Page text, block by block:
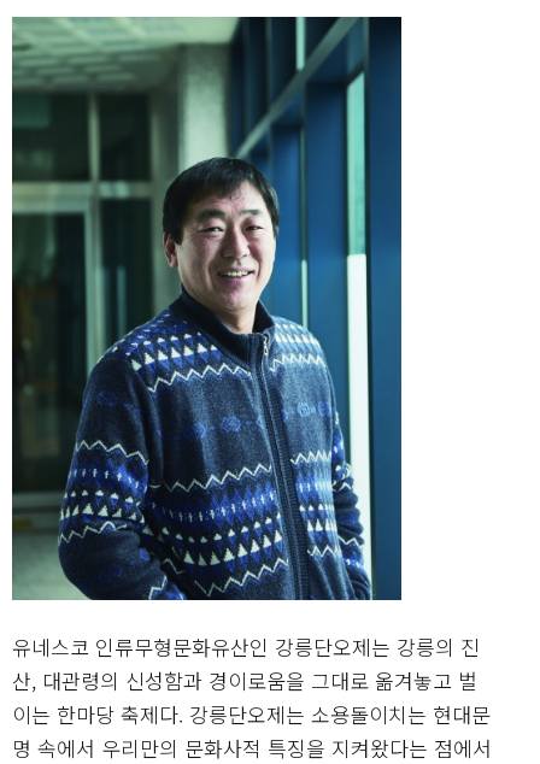
유네스코 인류무형문화유산인 강릉단오제는 강릉의 진
산, 대관령의 신성함과 경이로움을 그대로 옮겨놓고 벌
이는 한마당 축제다. 강릉단오제는 소용돌이치는 현대문
명 속에서 우리만의 문화사적 특징을 지켜왔다는 점에서